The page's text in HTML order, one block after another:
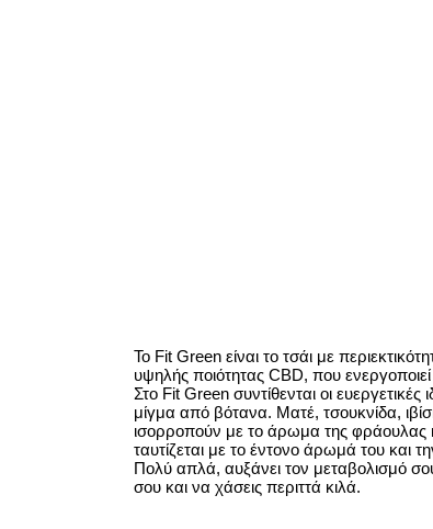
To Fit Green είναι το τσάι με
υψηλής ποιότητας CBD, που
Στο Fit Green συντίθενται οι
μίγμα από βότανα. Ματέ, τσουκνίδα,
ισορροπούν με το άρωμα της φράουλας
ταυτίζεται με το έντονο άρωμά του και
Πολύ απλά, αυξάνει τον μεταβολισμό
σου και να χάσεις περιττά κιλά.